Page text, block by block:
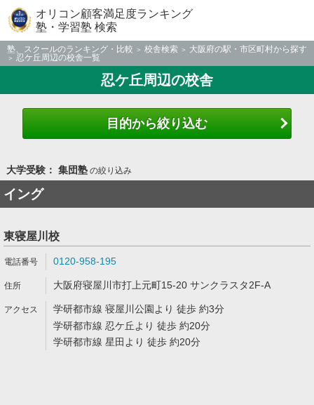
オリコン顧客満足度ランキング
塾・学習塾 検索
塾、スクールのランキング・比較 校舎検索
大阪府の駅・市区町村から探す
忍ケ丘周辺の校舎一覧
忍ケ丘周辺の校舎
目的から絞り込む
大学受験： 集団塾の絞り込み
イング
東寝屋川校
0120-958-195
大阪府寝屋川市打上元町15-20 サンクラスタ2F-A
学研都市線 寝屋川公園より 徒歩 約3分
学研都市線 忍ケ丘より 徒歩 約20分
学研都市線 星田より 徒歩 約20分